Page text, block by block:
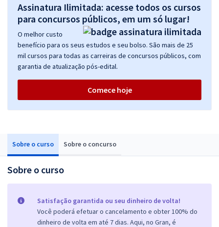
Sobre o curso Sobre o concurso
Sobre o curso
Satisfação garantida ou seu dinheiro de volta!
Você poderá efetuar o cancelamento e obter 100% do
dinheiro de volta em até 7 dias. Aqui, no Gran, é
Assinatura Ilimitada: acesse todos os cursos
para concursos públicos, em um só lugar!
O melhor custo
benefício para os seus estudos e seu bolso. São mais de 25
mil cursos para todas as carreiras de concursos públicos, com
garantia de atualização pós-edital.
Comece hoje